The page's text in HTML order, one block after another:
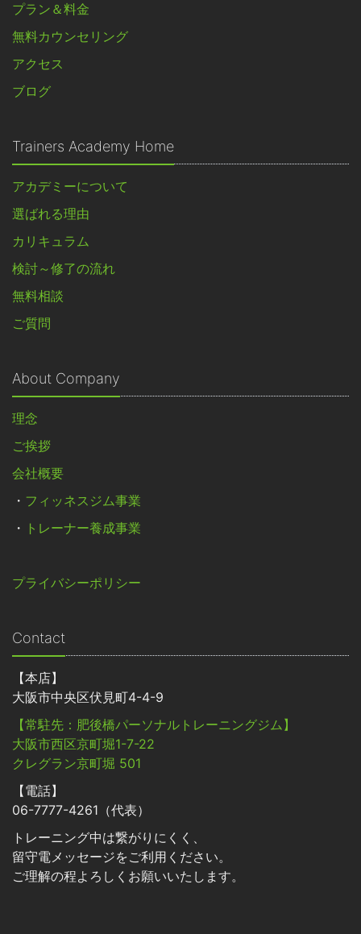
プラン＆料金
無料カウンセリング
アクセス
ブログ
Trainers Academy Home
アカデミーについて
選ばれる理由
カリキュラム
検討～修了の流れ
無料相談
ご質問
About Company
理念
ご挨拶
会社概要
・ フィッネスジム事業
・ トレーナー養成事業
プライバシーポリシー
Contact
【本店】
大阪市中央区伏見町4-4-9
【常駐先：肥後橋パーソナルトレーニングジム】
大阪市西区京町堀1-7-22
クレグラン京町堀 501
【電話】
06-7777-4261（代表）
トレーニング中は繋がりにくく、
留守電メッセージをご利用ください。
ご理解の程よろしくお願いいたします。